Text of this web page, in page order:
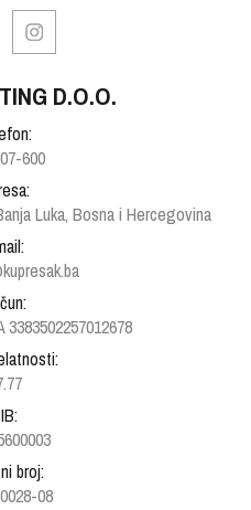
D.O.O.
600
Luka, Bosna i Hercegovina
3383502257012678
broj:
08